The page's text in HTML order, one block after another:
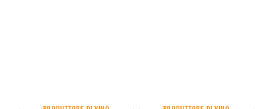
PRODUTTORE DI VINO PRODUTTORE DI VINO